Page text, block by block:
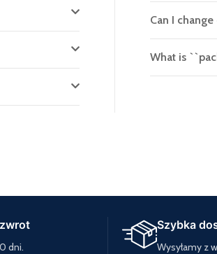
Can I
What is
dni.
Szybka
Wysyłamy z